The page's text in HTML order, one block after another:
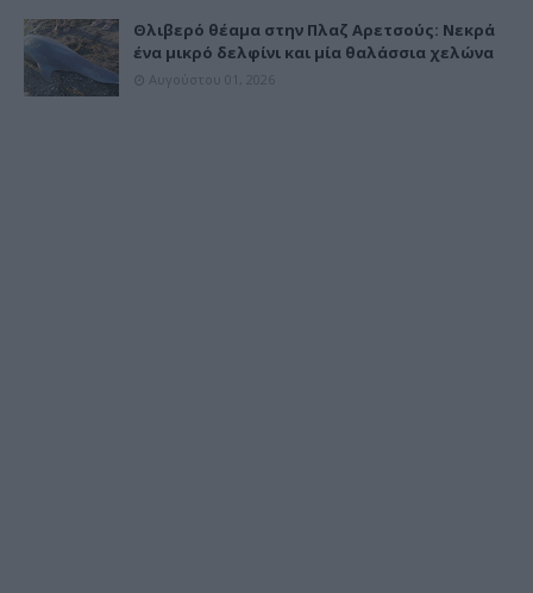
Θλιβερό θέαμα στην Πλαζ Αρετσούς: Νεκρά
ένα μικρό δελφίνι και μία θαλάσσια χελώνα
Αυγούστου 01, 2026